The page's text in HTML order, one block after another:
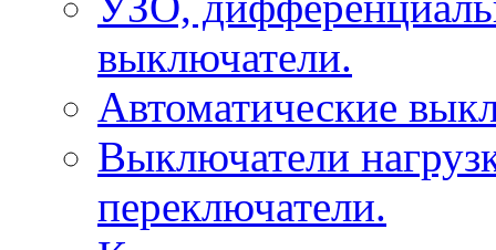
выключатели.
Автоматические
Выключатели
переключатели.